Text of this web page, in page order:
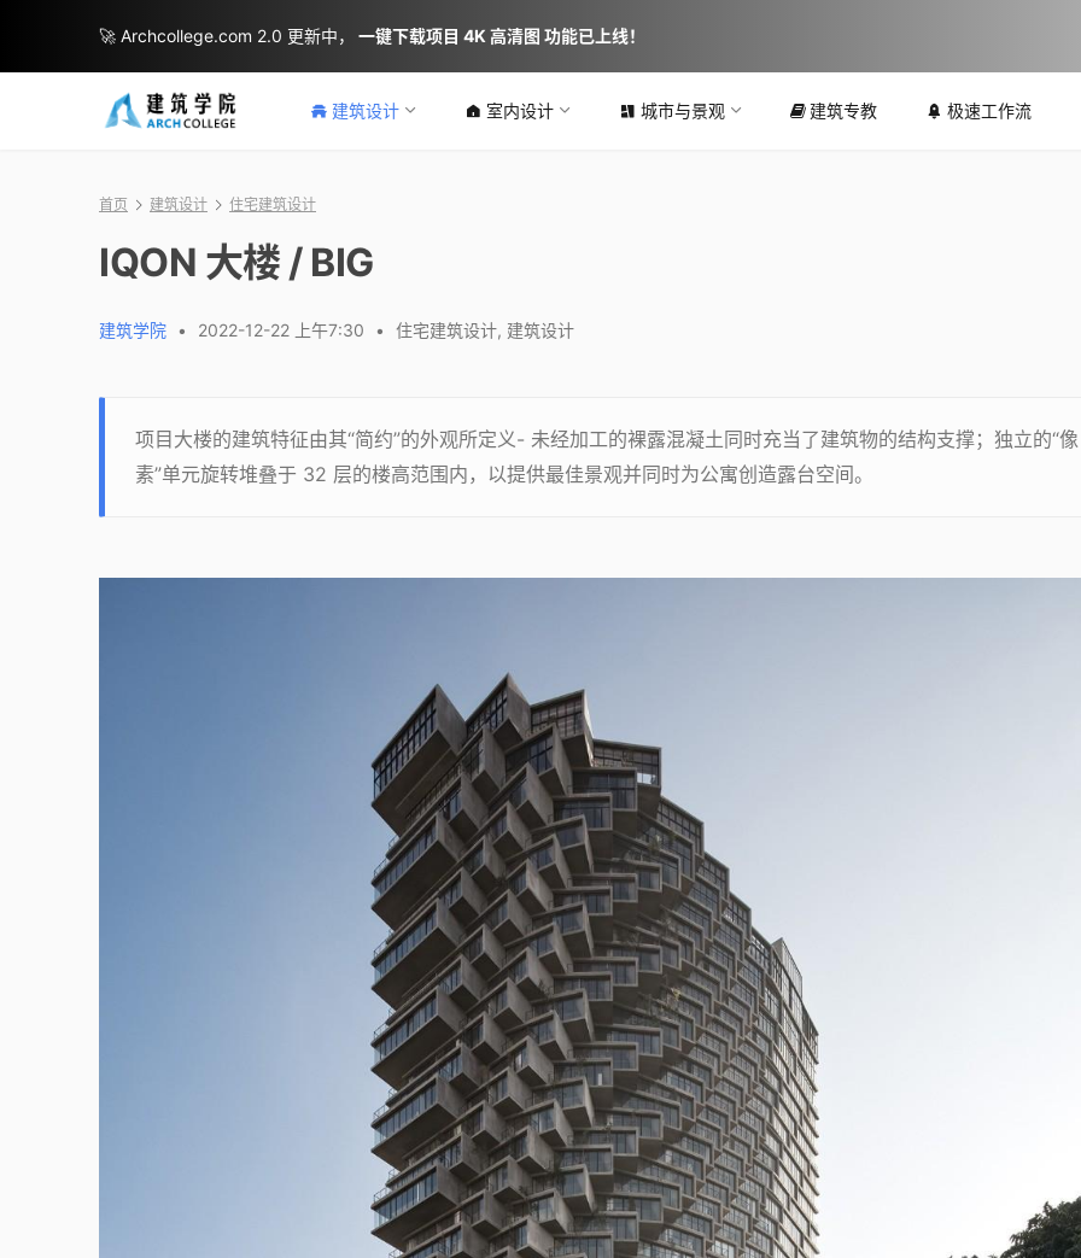
建筑设计 室内设计 城市与景观 建筑专教 极速工作流
首页 建筑设计 住宅建筑设计
IQON 大楼 / BIG
建筑学院 • 2022-12-22 上午7:30 • 住宅建筑设计, 建筑设计
项目大楼的建筑特征由其“简约”的外观所定义- 未经加工的裸露混凝土同时充当了建筑物的结构支撑；独立的“像
素”单元旋转堆叠于 32 层的楼高范围内，以提供最佳景观并同时为公寓创造露台空间。
🚀 Archcollege.com 2.0 更新中， 一键下载项目 4K 高清图 功能已上线！